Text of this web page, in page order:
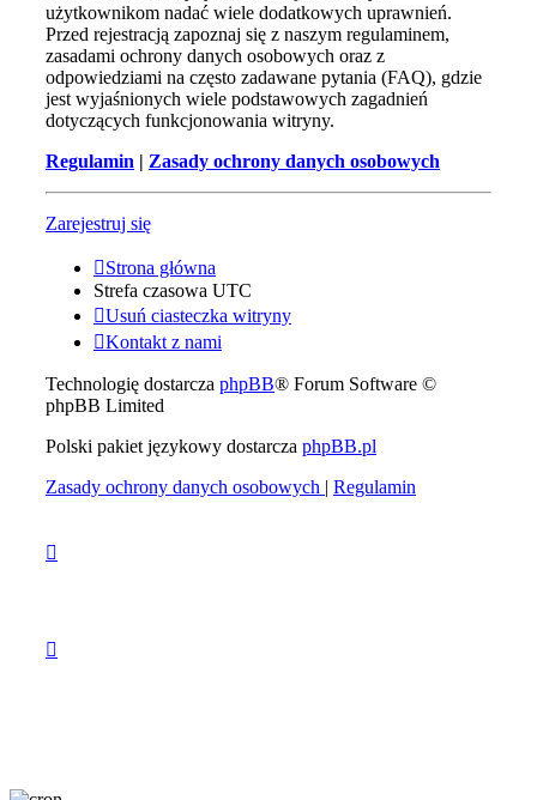
użytkownikom nadać wiele dodatkowych uprawnień.
Przed rejestracją zapoznaj się z naszym regulaminem,
zasadami ochrony danych osobowych oraz z
odpowiedziami na często zadawane pytania (FAQ), gdzie
jest wyjaśnionych wiele podstawowych zagadnień
dotyczących funkcjonowania witryny.
Regulamin | Zasady ochrony danych osobowych
Zarejestruj się
Strona główna
Strefa czasowa UTC
Usuń ciasteczka witryny
Kontakt z nami
Technologię dostarcza phpBB® Forum Software ©
phpBB Limited
Polski pakiet językowy dostarcza phpBB.pl
Zasady ochrony danych osobowych | Regulamin